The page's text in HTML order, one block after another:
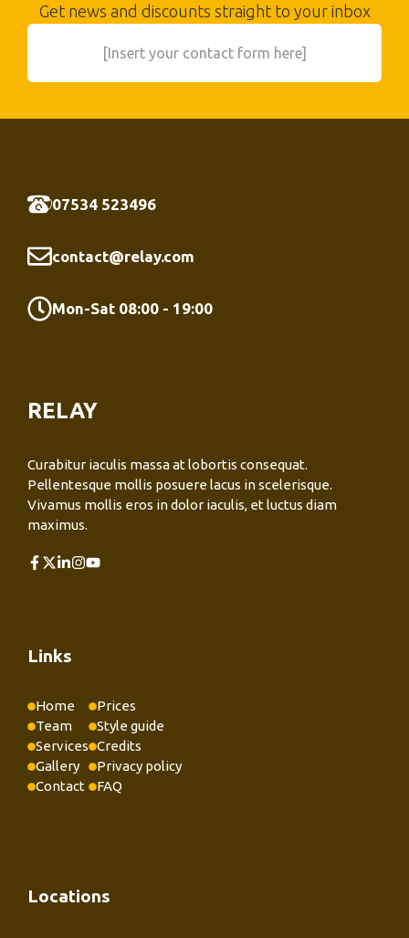
Get news and discounts straight to your inbox
[Insert your contact form here]
07534 523496
contact@relay.com
Mon-Sat 08:00 - 19:00
RELAY
Curabitur iaculis massa at lobortis consequat.
Pellentesque mollis posuere lacus in scelerisque.
Vivamus mollis eros in dolor iaculis, et luctus diam
maximus.
Links
Home
Team
Services
Gallery
Contact
Prices
Style guide
Credits
Privacy policy
FAQ
Locations